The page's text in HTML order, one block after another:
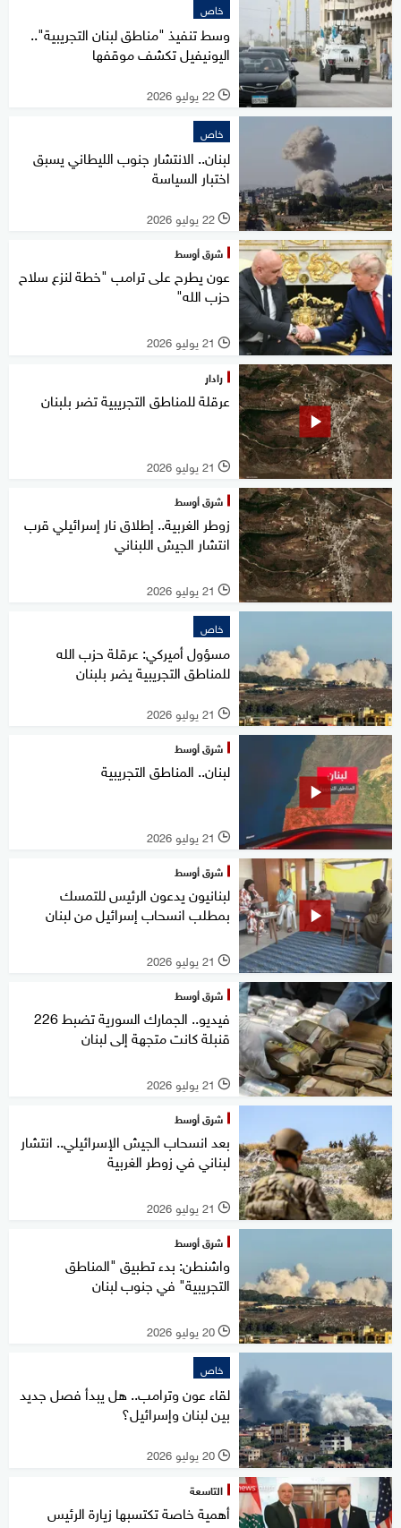
خاص
وسط تنفيذ "مناطق لبنان التجريبية"..
اليونيفيل تكشف موقفها
l 22 يوليو 2026
خاص
لبنان.. الانتشار جنوب الليطاني يسبق
اختبار السياسة
l 22 يوليو 2026
شرق أوسط
عون يطرح على ترامب "خطة لنزع سلاح
حزب الله"
l 21 يوليو 2026
رادار
عرقلة للمناطق التجريبية تضر بلبنان
l 21 يوليو 2026
شرق أوسط
زوطر الغربية.. إطلاق نار إسرائيلي قرب
انتشار الجيش اللبناني
l 21 يوليو 2026
خاص
مسؤول أميركي: عرقلة حزب الله
للمناطق التجريبية يضر بلبنان
l 21 يوليو 2026
شرق أوسط
لبنان.. المناطق التجريبية
l 21 يوليو 2026
شرق أوسط
لبنانيون يدعون الرئيس للتمسك
بمطلب انسحاب إسرائيل من لبنان
l 21 يوليو 2026
شرق أوسط
فيديو.. الجمارك السورية تضبط 226
قنبلة كانت متجهة إلى لبنان
l 21 يوليو 2026
شرق أوسط
بعد انسحاب الجيش الإسرائيلي.. انتشار
لبناني في زوطر الغربية
l 21 يوليو 2026
شرق أوسط
واشنطن: بدء تطبيق "المناطق
التجريبية" في جنوب لبنان
l 20 يوليو 2026
خاص
لقاء عون وترامب.. هل يبدأ فصل جديد
بين لبنان وإسرائيل؟
l 20 يوليو 2026
التاسعة
أهمية خاصة تكتسبها زيارة الرئيس